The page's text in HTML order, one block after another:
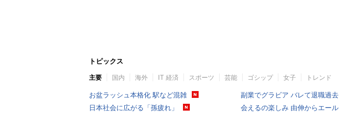
トピックス
主要 国内 海外 IT 経済 スポーツ 芸能 ゴシップ 女子 トレンド
お盆ラッシュ本格化 駅など混雑
日本社会に広がる「孫疲れ」
副業でグラビア バレて退職過去
会えるの楽しみ 由伸からエール